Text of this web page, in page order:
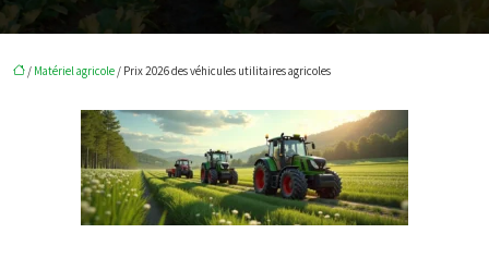
/ Matériel agricole / Prix 2026 des véhicules utilitaires agricoles